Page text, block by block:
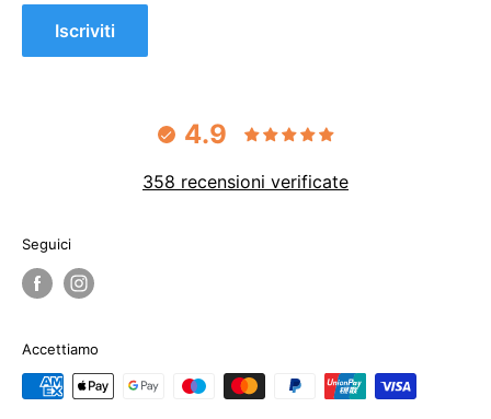
Iscriviti
4.9
358 recensioni verificate
Seguici
Accettiamo